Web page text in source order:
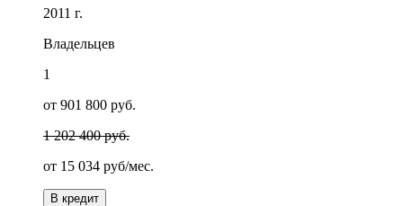
2011 г.
Владельцев
1
от 901 800 руб.
1 202 400 руб.
от 15 034 руб/мес.
В кредит